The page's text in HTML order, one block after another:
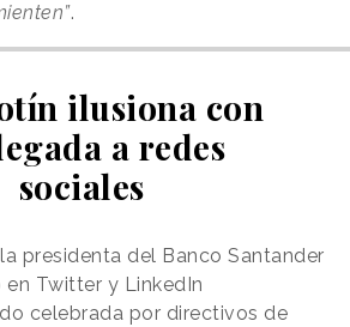
.
ilusiona con
a redes
sociales
presidenta del Banco Santander
en Twitter y LinkedIn
celebrada por directivos de